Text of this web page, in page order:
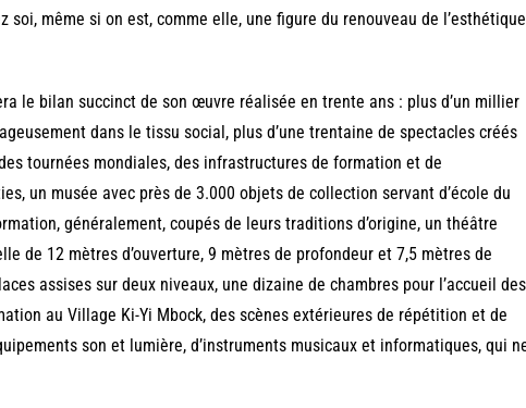
soi, même si on est, comme elle, une figure du renouveau de l’esthétique
le bilan succinct de son œuvre réalisée en trente ans : plus d’un millier
dans le tissu social, plus d’une trentaine de spectacles créés
tournées mondiales, des infrastructures de formation et de
un musée avec près de 3.000 objets de collection servant d’école du
généralement, coupés de leurs traditions d’origine, un théâtre
de 12 mètres d’ouverture, 9 mètres de profondeur et 7,5 mètres de
assises sur deux niveaux, une dizaine de chambres pour l’accueil des
au Village Ki-Yi Mbock, des scènes extérieures de répétition et de
son et lumière, d’instruments musicaux et informatiques, qui